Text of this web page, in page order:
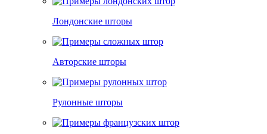
Лондонские шторы
Авторские шторы
Рулонные шторы